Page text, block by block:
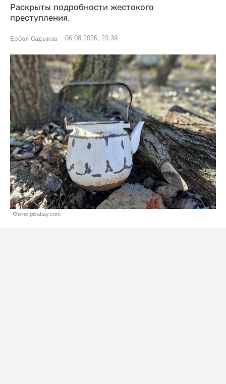
Раскрыты подробности жестокого
преступления.
Ербол Садыков 06.08.2026, 23:39
Фото: pixabay.com